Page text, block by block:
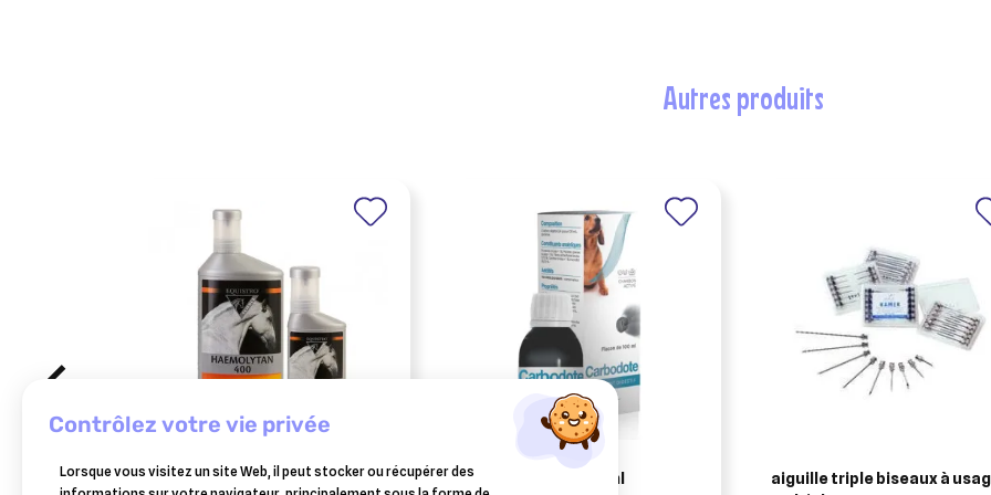
autres produits
EQUISTRO
equistro haemolytan 1l tvm carbodote 100 ml
aiguille triple biseaux à
contrôlez votre vie privée
Lorsque vous visitez un site Web, il peut stocker ou récupérer des